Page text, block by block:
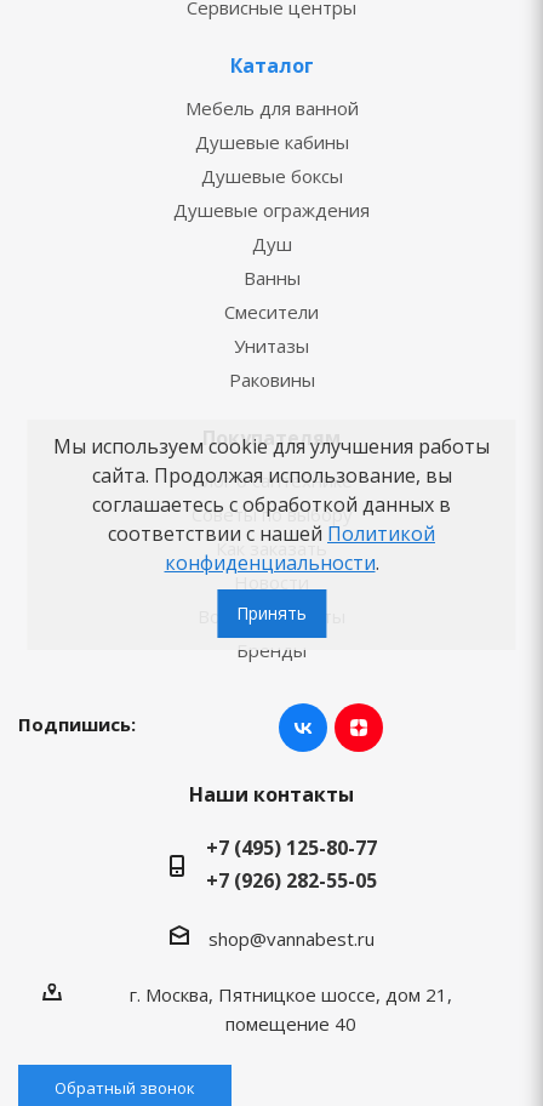
Сервисные центры
Каталог
Мебель для ванной
Душевые кабины
Душевые боксы
Душевые ограждения
Душ
Ванны
Смесители
Унитазы
Раковины
Покупателям
Блог о сантехнике
Советы по выбору
Как заказать
Вопросы-ответы
Бренды
Подпишись:
Наши контакты
+7 (495) 125-80-77
+7 (926) 282-55-05
shop@vannabest.ru
г. Москва, Пятницкое шоссе, дом 21,
помещение 40
Обратный звонок
Мы используем cookie для улучшения работы
сайта. Продолжая использование, вы
соглашаетесь с обработкой данных в
соответствии с нашей Политикой
конфиденциальности.
Принять